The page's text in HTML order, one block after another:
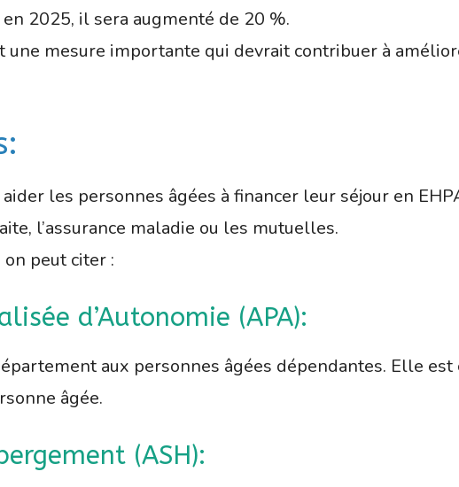
2025, il sera augmenté de 20 %.
une mesure importante qui devrait contribuer à
les personnes âgées à financer leur séjour en
l’assurance maladie ou les mutuelles.
peut citer :
d’Autonomie (APA):
aux personnes âgées dépendantes. Elle
âgée.
(ASH):